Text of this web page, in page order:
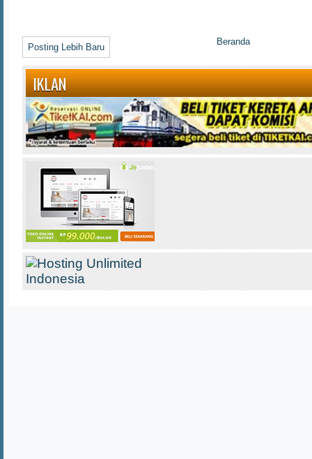
Posting Lebih Baru
Beranda
IKLAN